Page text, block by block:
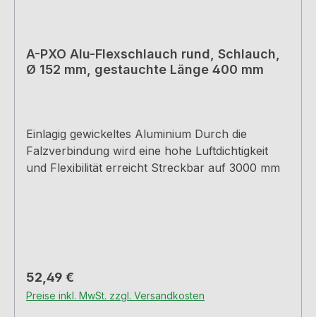
A-PXO Alu-Flexschlauch rund, Schlauch,
Ø 152 mm, gestauchte Länge 400 mm
Einlagig gewickeltes Aluminium Durch die
Falzverbindung wird eine hohe Luftdichtigkeit
und Flexibilität erreicht Streckbar auf 3000 mm
Regulärer Preis:
52,49 €
Preise inkl. MwSt. zzgl. Versandkosten